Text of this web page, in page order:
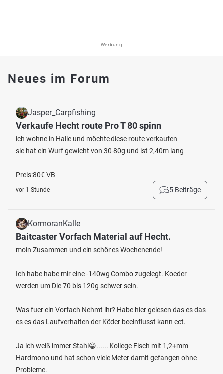
Werbung
Neues im Forum
Jasper_Carpfishing
Verkaufe Hecht route Pro T 80 spinn
ich wohne in Halle und möchte diese route verkaufen
sie hat ein Wurf gewicht von 30-80g und ist 2,40m lang
Preis:80€ VB
vor 1 Stunde 5 Beiträge
KormoranKalle
Baitcaster Vorfach Material auf Hecht.
moin Zusammen und ein schönes Wochenende!
Ich habe habe mir eine -140wg Combo zugelegt. Koeder
werden um Die 70 bis 120g schwer sein.
Was fuer ein Vorfach Nehmt ihr? Habe hier gelesen das es das
es es das Laufverhalten der Köder beeinflusst kann ect.
Ja ich weiß immer Stahl😁...... Kollege Fisch mit 1,2+mm
Hardmono und hat schon viele Meter damit gefangen ohne
Probleme.